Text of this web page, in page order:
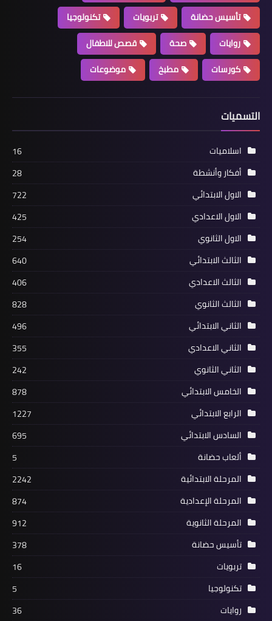
تأسيس حضانة
تربويات
تكنولوجيا
روايات
صحة
قصص للاطفال
كورسات
مطبخ موضوعات
التسميات
اسلاميات
16
أفكار وأنشطة
28
الاول الابتدائي
722
الاول الاعدادي
425
الاول الثانوي
254
الثالث الابتدائي
640
الثالث الاعدادي
406
الثالث الثانوي
828
الثاني الابتدائي
496
الثاني الاعدادي
355
الثاني الثانوي
242
الخامس الابتدائي
878
الرابع الابتدائي
1227
السادس الابتدائي
695
ألعاب حضانة
5
المرحلة الابتدائية
2242
المرحلة الإعدادية
874
المرحلة الثانوية
912
تأسيس حضانة
378
تربويات
16
تكنولوجيا
5
روايات
36